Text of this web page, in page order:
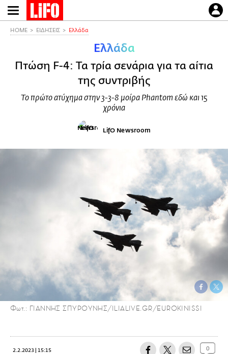
Παράκαμψη
προς
HOME ΕΙΔΗΣΕΙΣ Ελλάδα
Ελλάδα
Πτώση F-4: Τα τρία σενάρια για τα αίτια
της συντριβής
Το πρώτο ατύχημα στην 3-3-8 μοίρα Phantom εδώ και 15
χρόνια
LifO Newsroom
Φωτ.: ΓΙΑΝΝΗΣ ΣΠΥΡΟΥΝΗΣ/ILIALIVE.GR/EUROKINISSI
2.2.2023 | 15:15 0